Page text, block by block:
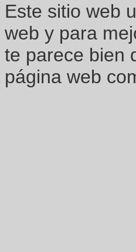
Este sitio web
web y para
te parece bien
página web